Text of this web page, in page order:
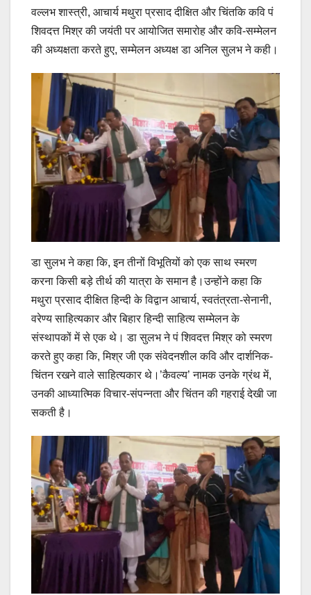
वल्लभ शास्त्री, आचार्य मथुरा प्रसाद दीक्षित और चिंतकि कवि पं
शिवदत्त मिश्र की जयंती पर आयोजित समारोह और कवि-सम्मेलन
की अध्यक्षता करते हुए, सम्मेलन अध्यक्ष डा अनिल सुलभ ने कही।
डा सुलभ ने कहा कि, इन तीनों विभूतियों को एक साथ स्मरण
करना किसी बड़े तीर्थ की यात्रा के समान है।उन्होंने कहा कि
मथुरा प्रसाद दीक्षित हिन्दी के विद्वान आचार्य, स्वतंत्रता-सेनानी,
वरेण्य साहित्यकार और बिहार हिन्दी साहित्य सम्मेलन के
संस्थापकों में से एक थे। डा सुलभ ने पं शिवदत्त मिश्र को स्मरण
करते हुए कहा कि, मिश्र जी एक संवेदनशील कवि और दार्शनिक-
चिंतन रखने वाले साहित्यकार थे।’कैवल्य’ नामक उनके ग्रंथ में,
उनकी आध्यात्मिक विचार-संपन्नता और चिंतन की गहराई देखी जा
सकती है।